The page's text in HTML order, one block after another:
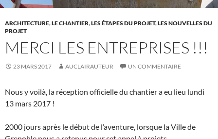
ARCHITECTURE,LE CHANTIER,LES ÉTAPES DU PROJET,LES NOUVELLES DU
PROJET
MERCI LES ENTREPRISES !!!
23 MARS 2017 AUCLAIRAUTEUR UN COMMENTAIRE
Nous y voilà, la réception officielle du chantier a eu lieu lundi
13 mars 2017 !
2000 jours après le début de l’aventure, lorsque la Ville de